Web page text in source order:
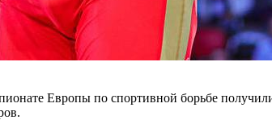
Европы по спортивной борьбе